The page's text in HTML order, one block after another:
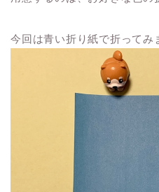
今回は青い折り紙で折ってみ